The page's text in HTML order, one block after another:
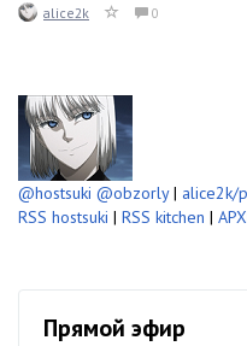
alice2k 0
@hostsuki @obzorly| alice2k/
RSS hostsuki | RSS kitchen |
Прямой эфир